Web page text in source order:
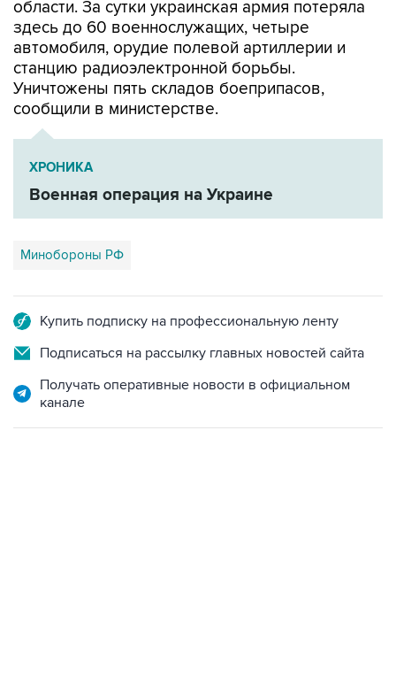
автомобиля, орудие полевой артиллерии и
станцию радиоэлектронной борьбы.
Уничтожены пять складов боеприпасов,
сообщили в министерстве.
ХРОНИКА
Военная операция на Украине
Минобороны РФ
Подписаться на рассылку главных новостей сайта
Получать оперативные новости в официальном